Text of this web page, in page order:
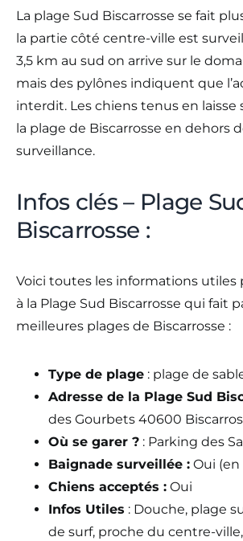
La plage Sud Biscarrosse se fait
la partie côté centre-ville est
3,5 km au sud on arrive sur le
mais des pylônes indiquent que
interdit. Les chiens tenus en laisse
la plage de Biscarrosse en dehors
surveillance.
Infos clés – Plage
Biscarrosse :
Voici toutes les informations utiles
à la Plage Sud Biscarrosse qui fait
meilleures plages de Biscarrosse :
Type de plage : plage de
Adresse de la Plage Sud
des Gourbets 40600
Où se garer ? : Parking des
Baignade surveillée : Oui (en
Chiens acceptés : Oui
Infos Utiles : Douche, plage
de surf, proche du centre-